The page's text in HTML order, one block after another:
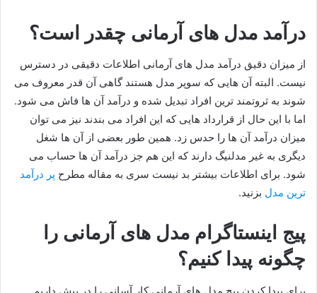
درآمد مدل های آرمانی چقدر است؟
از میزان دقیق درآمد مدل های آرمانی اطلاعات دقیقی در دسترس
نیست. البته آن هایی که سوپر مدل هستند گاهی آن قدر معروف می
شوند به ثروتمند ترین افراد تبدیل شده و درآمد آن ها فاش می شود.
اما با این حال از قرارداد هایی که این افراد می بندند نیز می توان
میزان درآمد آن ها را حدس زد. همین طور بعضی از آن ها شغل
دیگری به غیر مدلنیگ دارند که این هم جز درآمد آن ها حساب می
شود. برای اطلاعات بیشتر بد نیست سری به مقاله مطرح پر درآمد
ترین مدل بزنید.
پیج اینستاگرام مدل های آرمانی را
چگونه پیدا کنیم؟